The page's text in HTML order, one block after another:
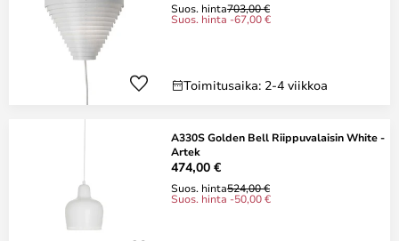
Suos. hinta703,00 €
Suos. hinta -67,00 €
Toimitusaika: 2-4 viikkoa
A330S Golden Bell Riippuvalaisin White -
Artek
474,00 €
Suos. hinta524,00 €
Suos. hinta -50,00 €